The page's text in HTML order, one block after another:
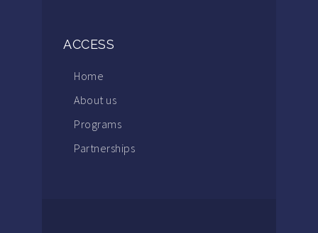
ACCESS
Home
About us
Programs
Partnerships